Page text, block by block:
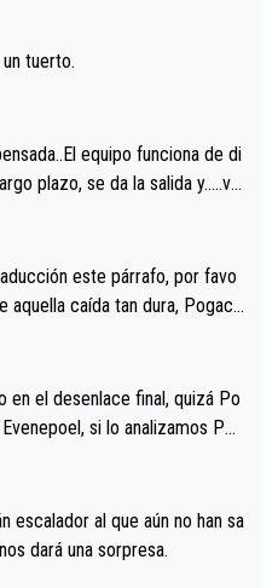
tuerto.
equipo funciona de di
plazo, se da la salida y…..ve
vivir estos momentos tan
este párrafo, por favo
aquella caída tan dura, Pogaca
increíble la forma en l
miedo", recordó."
en el desenlace final, quizá Po
si lo analizamos Poj
con Evenepoel dándose la
más allá de los típicos toqu
a Vingegard. Ahí hubo una in
escalador al que aún no han sa
dice , que nos dará una sorpresa.